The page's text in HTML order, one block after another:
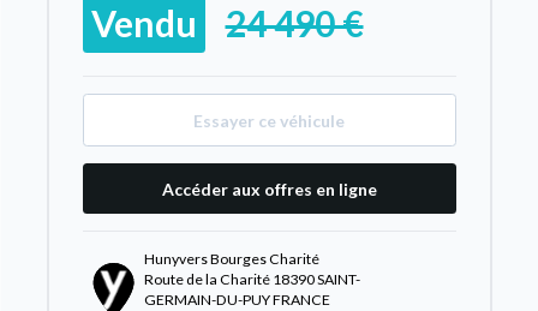
Vendu 24 490 €
Essayer ce véhicule
Accéder aux offres en ligne
Hunyvers Bourges Charité
Route de la Charité 18390 SAINT-
GERMAIN-DU-PUY FRANCE